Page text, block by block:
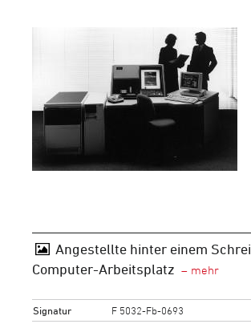
Angestellte hinter einem
Computer-Arbeitsplatz
Signatur
F 5032-Fb-0693